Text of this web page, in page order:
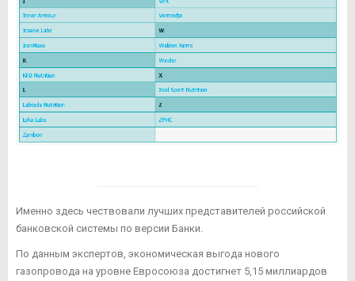
Именно здесь чествовали лучших представителей российской
банковской системы по версии Банки.
По данным экспертов, экономическая выгода нового
газопровода на уровне Евросоюза достигнет 5,15 миллиардов